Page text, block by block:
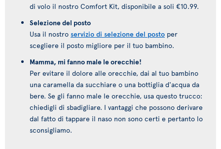
di volo il nostro Comfort Kit, disponibile a soli €10.99.
Selezione del posto
Usa il nostro servizio di selezione del posto per
scegliere il posto migliore per il tuo bambino.
Mamma, mi fanno male le orecchie!
Per evitare il dolore alle orecchie, dai al tuo bambino
una caramella da succhiare o una bottiglia d'acqua da
bere. Se gli fanno male le orecchie, usa questo trucco:
chiedigli di sbadigliare. I vantaggi che possono derivare
dal fatto di tappare il naso non sono certi e pertanto lo
sconsigliamo.